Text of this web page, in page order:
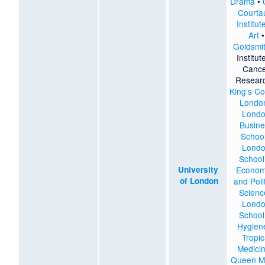
University
of London
Art•
King’s
and
Queen